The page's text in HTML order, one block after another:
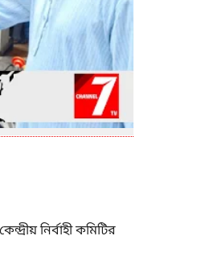
নির্বাহী কমিটির